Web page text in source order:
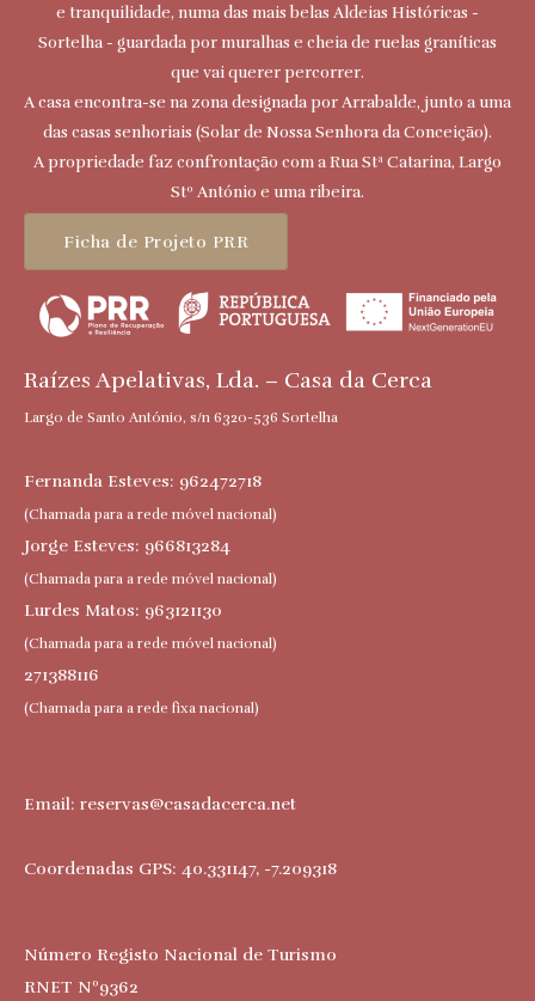
e tranquilidade, numa das mais belas Aldeias Históricas -
Sortelha - guardada por muralhas e cheia de ruelas graníticas
que vai querer percorrer.
A casa encontra-se na zona designada por Arrabalde, junto a uma
das casas senhoriais (Solar de Nossa Senhora da Conceição).
A propriedade faz confrontação com a Rua Stª Catarina, Largo
Stº António e uma ribeira.
Ficha de Projeto PRR
Raízes Apelativas, Lda. – Casa da Cerca
Largo de Santo António, s/n 6320-536 Sortelha
Fernanda Esteves: 962472718
(Chamada para a rede móvel nacional)
Jorge Esteves: 966813284
(Chamada para a rede móvel nacional)
Lurdes Matos: 963121130
(Chamada para a rede móvel nacional)
271388116
(Chamada para a rede fixa nacional)
Email: reservas@casadacerca.net
Coordenadas GPS: 40.331147, -7.209318
Número Registo Nacional de Turismo
RNET Nº9362